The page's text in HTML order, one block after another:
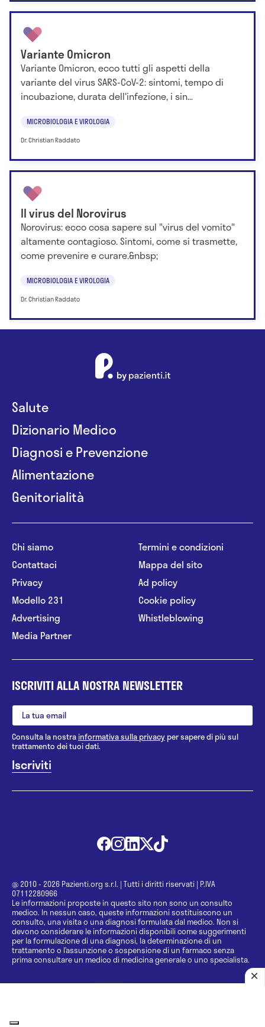
Variante Omicron
Variante Omicron, ecco tutti gli aspetti della
variante del virus SARS-CoV-2: sintomi, tempo di
incubazione, durata dell'infezione, i sin...
MICROBIOLOGIA E VIROLOGIA
Dr. Christian Raddato
Il virus del Norovirus
Norovirus: ecco cosa sapere sul "virus del vomito"
altamente contagioso. Sintomi, come si trasmette,
come prevenire e curare.&nbsp;
MICROBIOLOGIA E VIROLOGIA
Dr. Christian Raddato
Salute
Dizionario Medico
Diagnosi e Prevenzione
Alimentazione
Genitorialità
Chi siamo
Contattaci
Privacy
Modello 231
Advertising
Media Partner
Termini e condizioni
Mappa del sito
Ad policy
Cookie policy
Whistleblowing
ISCRIVITI ALLA NOSTRA NEWSLETTER
Consulta la nostrainformativa sulla privacy per sapere di più sul
trattamento dei tuoi dati.
@ 2010 - 2026 Pazienti.org s.r.l. | Tutti i diritti riservati | P.IVA
07112280966
Le informazioni proposte in questo sito non sono un consulto
medico. In nessun caso, queste informazioni sostituiscono un
consulto, una visita o una diagnosi formulata dal medico. Non si
devono considerare le informazioni disponibili come suggerimenti
per la formulazione di una diagnosi, la determinazione di un
trattamento o l’assunzione o sospensione di un farmaco senza
prima consultare un medico di medicina generale o uno specialista.